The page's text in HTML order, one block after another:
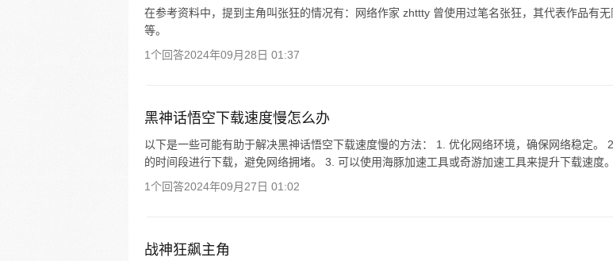
在参考资料中，提到主角叫张狂的情况有：网络作家 zhttty 曾使用过笔名张狂，其代表作品有无
等。
1个回答2024年09月28日 01:37
黑神话悟空下载速度慢怎么办
以下是一些可能有助于解决黑神话悟空下载速度慢的方法： 1. 优化网络环境，确保网络稳定。
的时间段进行下载，避免网络拥堵。 3. 可以使用海豚加速工具或奇游加速工具来提升下载速度。
1个回答2024年09月27日 01:02
战神狂飙主角